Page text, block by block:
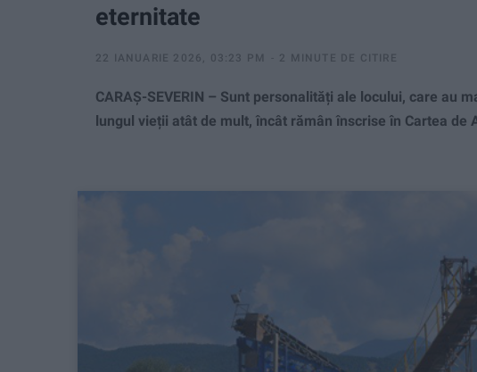
eternitate
22 IANUARIE 2026, 03:23 PM 2 MINUTE DE CITIRE
CARAŞ-SEVERIN – Sunt personalități ale locului, care au
lungul vieții atât de mult, încât rămân înscrise în Cartea